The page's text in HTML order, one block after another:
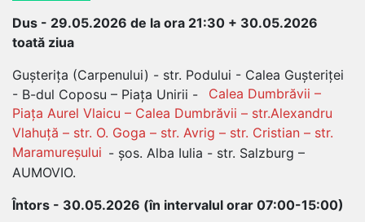
Dus - 29.05.2026 de la ora 21:30 + 30.05.2026
toată ziua
Gușterița (Carpenului) - str. Podului - Calea Gușteriței
- B-dul Coposu – Piața Unirii -
Calea Dumbrăvii –
Piața Aurel Vlaicu – Calea Dumbrăvii – str.Alexandru
Vlahuță – str. O. Goga – str. Avrig – str. Cristian – str.
Maramureșului - șos. Alba Iulia - str. Salzburg –
AUMOVIO.
Întors - 30.05.2026 (în intervalul orar 07:00-15:00)